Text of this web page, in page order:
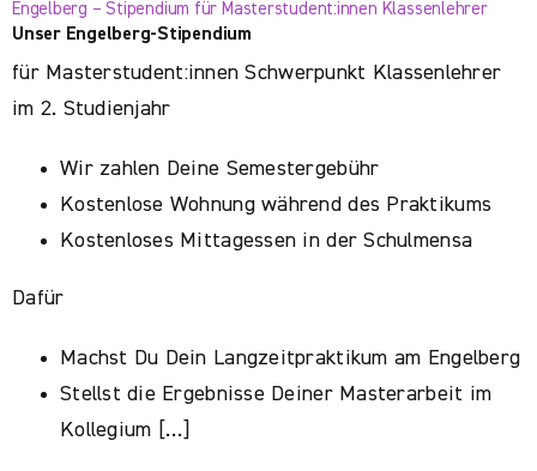
Engelberg – Stipendium für Masterstudent:innen Klassenlehrer
Unser Engelberg-Stipendium
für Masterstudent:innen Schwerpunkt Klassenlehrer
im 2. Studienjahr
Wir zahlen Deine Semestergebühr
Kostenlose Wohnung während des Praktikums
Kostenloses Mittagessen in der Schulmensa
Dafür
Machst Du Dein Langzeitpraktikum am Engelberg
Stellst die Ergebnisse Deiner Masterarbeit im
Kollegium […]